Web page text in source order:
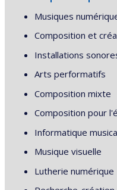
Musiques
Composition et
Installations
Arts performatifs
Composition mixte
Composition pour
Informatique
Musique visuelle
Lutherie numérique